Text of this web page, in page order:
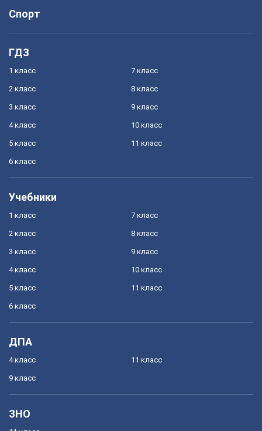
Спорт
ГДЗ
1 класс
2 класс
3 класс
4 класс
5 класс
6 класс
7 класс
8 класс
9 класс
10 класс
11 класс
Учебники
1 класс
2 класс
3 класс
4 класс
5 класс
6 класс
7 класс
8 класс
9 класс
10 класс
11 класс
ДПА
4 класс
9 класс
11 класс
ЗНО